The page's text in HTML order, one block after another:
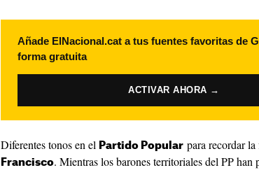
Añade ElNacional.cat a tus fuentes favoritas de
forma gratuita
ACTIVAR AHORA →
Diferentes tonos en el Partido Popular para recordar
Francisco. Mientras los barones territoriales del PP han